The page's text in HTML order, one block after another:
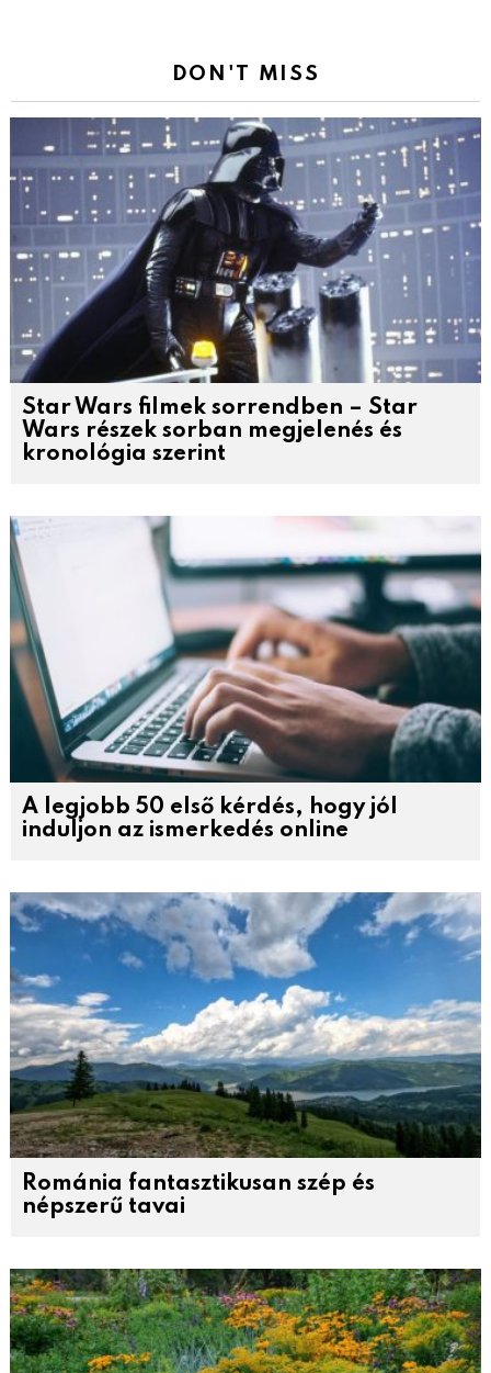
DON'T MISS
Star Wars filmek sorrendben – Star
Wars részek sorban megjelenés és
kronológia szerint
A legjobb 50 első kérdés, hogy jól
induljon az ismerkedés online
Románia fantasztikusan szép és
népszerű tavai